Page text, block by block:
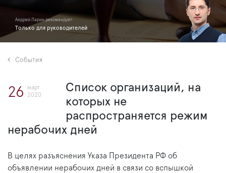
Андрей Ларин рекомендует:
Только для руководителей
События
26
март
2020
Список организаций, на
которых не
распространяется режим
нерабочих дней
В целях разъяснения Указа Президента РФ об
объявлении нерабочих дней в связи со вспышкой